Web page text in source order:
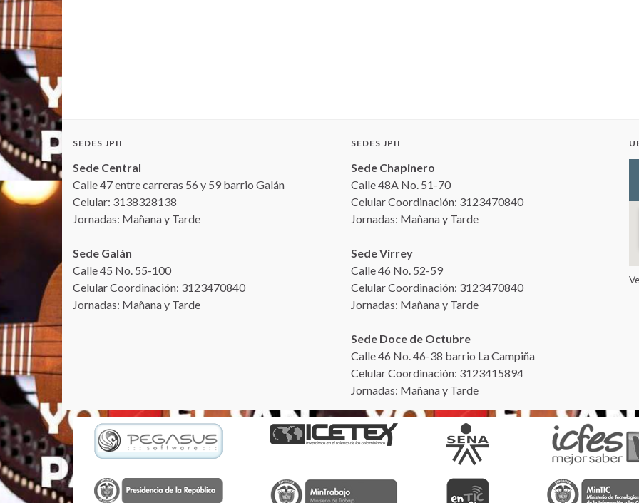
SEDES JPII
Sede Central
Calle 47 entre carreras 56 y 59 barrio Galán
Celular: 3138328138
Jornadas: Mañana y Tarde
Sede Galán
Calle 45 No. 55-100
Celular Coordinación: 3123470840
Jornadas: Mañana y Tarde
SEDES JPII
Sede Chapinero
Calle 48A No. 51-70
Celular Coordinación: 3123470840
Jornadas: Mañana y Tarde
Sede Virrey
Calle 46 No. 52-59
Celular Coordinación: 3123470840
Jornadas: Mañana y Tarde
Sede Doce de Octubre
Calle 46 No. 46-38 barrio La Campiña
Celular Coordinación: 3123415894
Jornadas: Mañana y Tarde